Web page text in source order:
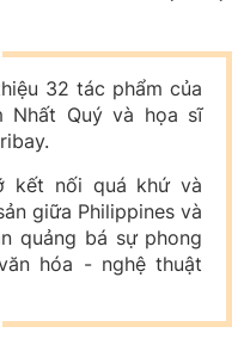
32 tác phẩm của
Nhất Quý và họa sĩ
kết nối quá khứ và
giữa Philippines và
quảng bá sự phong
hóa - nghệ thuật